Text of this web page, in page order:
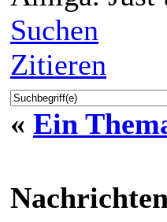
Suchen
Zitieren
« Ein